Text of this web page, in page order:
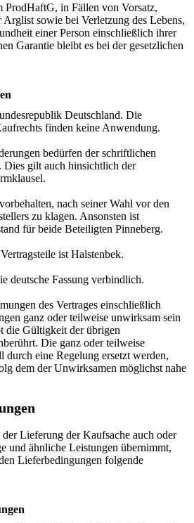
ProdHaftG, in Fällen von Vorsatz,
Arglist sowie bei Verletzung des Lebens,
einer Person einschließlich ihrer
Garantie bleibt es bei der gesetzlichen
Deutschland. Die
finden keine Anwendung.
bedürfen der schriftlichen
Dies gilt auch hinsichtlich der
nach seiner Wahl vor den
zu klagen. Ansonsten ist
für beide Beteiligten Pinneberg.
ist Halstenbek.
deutsche Fassung verbindlich.
des Vertrages einschließlich
ganz oder teilweise unwirksam sein
die Gültigkeit der übrigen
Die ganz oder teilweise
durch eine Regelung ersetzt werden,
dem der Unwirksamen möglichst nahe
Lieferung der Kaufsache auch oder
und ähnliche Leistungen übernimmt,
Lieferbedingungen folgende